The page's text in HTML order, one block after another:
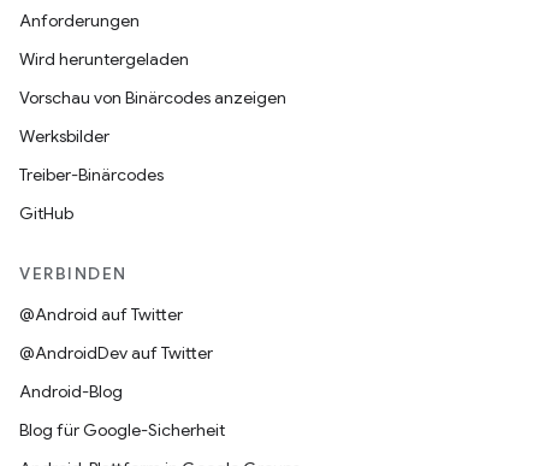
Anforderungen
Wird heruntergeladen
Vorschau von Binärcodes anzeigen
Werksbilder
Treiber-Binärcodes
GitHub
VERBINDEN
@Android auf Twitter
@AndroidDev auf Twitter
Android-Blog
Blog für Google-Sicherheit